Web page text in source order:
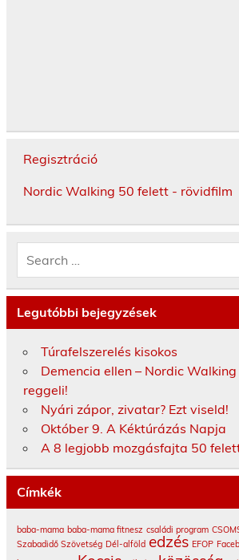
Regisztráció
Nordic Walking 50 felett - rövidfilm
Legutóbbi bejegyzések
Túrafelszerelés kisokos
Demencia ellen – Nordic
reggeli!
Nyári zápor, zivatar? Ezt viseld!
Október 9. A Kéktúrázás Napja
A 8 legjobb mozgásfajta 50
Címkék
baba-mama baba-mama fitnesz családi program
Szabadidő Szövetség Dél-alföld edzés EFOP